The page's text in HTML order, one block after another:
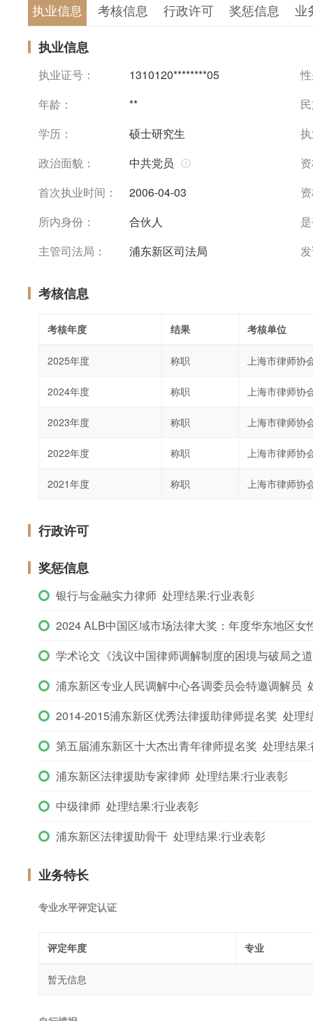
执业信息 考核信息 行政许可 奖惩信息 业
执业信息
执业证号： 1310120********05
年龄：
**
学历：
硕士研究生
政治面貌：
中共党员
首次执业时间：
2006-04-03
所内身份：
合伙人
主管司法局：
浦东新区司法局
考核信息
考核年度 结果 考核单位
2025年度 称职 上海市律师协
2024年度 称职 上海市律师协
2023年度 称职 上海市律师协
2022年度 称职 上海市律师协
2021年度 称职 上海市律师协
行政许可
奖惩信息
银行与金融实力律师 处理结果:行业表彰
2024 ALB中国区域市场法律大奖：年度华东地区
学术论文《浅议中国律师调解制度的困境与破局之
浦东新区专业人民调解中心各调委员会特邀调解员
2014-2015浦东新区优秀法律援助律师提名奖 处理
第五届浦东新区十大杰出青年律师提名奖 处理结果
浦东新区法律援助专家律师 处理结果:行业表彰
中级律师 处理结果:行业表彰
浦东新区法律援助骨干 处理结果:行业表彰
业务特长
专业水平评定认证
评定年度 专业
暂无信息